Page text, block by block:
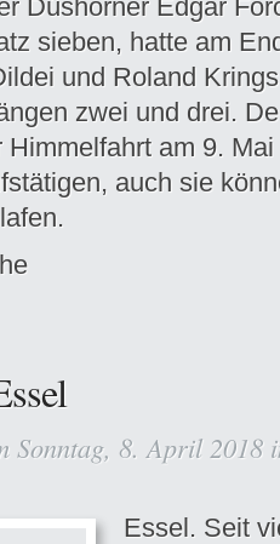
Düshorner Edgar
sieben, hatte am
und Roland
zwei und drei.
Himmelfahrt am 9.
auch sie
Sonntag, 8. April 2018
Essel. Seit